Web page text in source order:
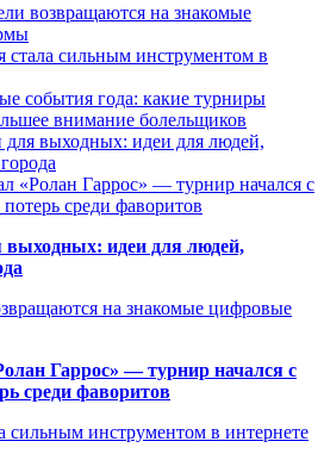
возвращаются на знакомые
стала сильным инструментом в
события года: какие турниры
внимание болельщиков
для выходных: идеи для людей,
«Ролан Гаррос» — турнир начался с
среди фаворитов
выходных: идеи для людей,
на знакомые цифровые
Гаррос» — турнир начался с
среди фаворитов
сильным инструментом в интернете